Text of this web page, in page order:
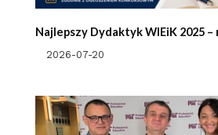
Najlepszy Dydaktyk WIEiK 2025 –
2026-07-20